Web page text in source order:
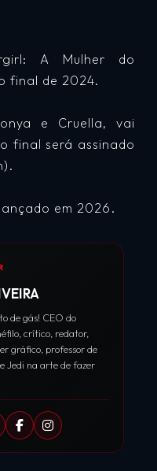
A Mulher do
final de 2024.
e Cruella, vai
final será assinado
em 2026.
de gás! CEO do
crítico, redator,
gráfico, professor de
Jedi na arte de fazer